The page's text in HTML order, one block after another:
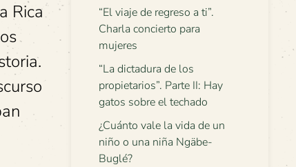
Rica
“El viaje de regreso a ti”.
Charla concierto para
mujeres
“La dictadura de los
propietarios”. Parte II: Hay
gatos sobre el techado
¿Cuánto vale la vida de un
niño o una niña Ngäbe-
Buglé?